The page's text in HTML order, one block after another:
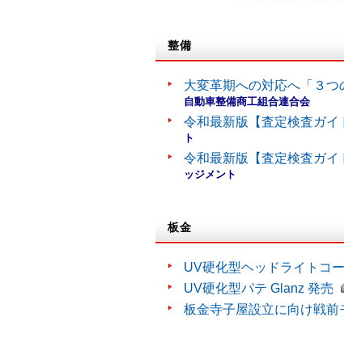
整備
大変革期への対応へ「３つ
自動車整備商工組合連合会
令和最新版【査定検査ガ
ト
令和最新版【査定検査ガイ
ッジメント
板金
UV硬化型ヘッドライトコ
UV硬化型パテ Glanz 発売
板金寺子屋設立に向け戦